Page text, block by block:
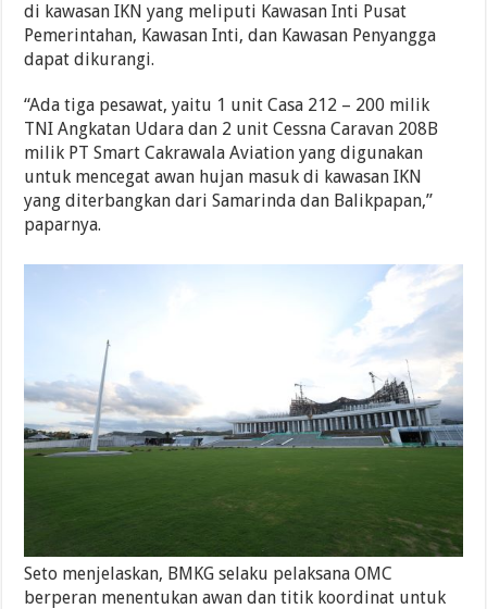
di kawasan IKN yang meliputi Kawasan Inti Pusat
Pemerintahan, Kawasan Inti, dan Kawasan Penyangga
dapat dikurangi.
“Ada tiga pesawat, yaitu 1 unit Casa 212 – 200 milik
TNI Angkatan Udara dan 2 unit Cessna Caravan 208B
milik PT Smart Cakrawala Aviation yang digunakan
untuk mencegat awan hujan masuk di kawasan IKN
yang diterbangkan dari Samarinda dan Balikpapan,”
paparnya.
Seto menjelaskan, BMKG selaku pelaksana OMC
berperan menentukan awan dan titik koordinat untuk